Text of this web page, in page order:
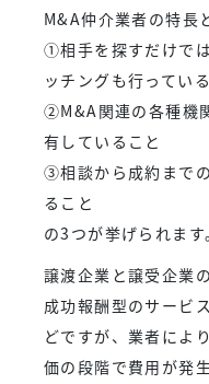
M&A仲介業者の特長
①相手を探すだけで
ッチングも行ってい
②M&A関連の各種機
有していること
③相談から成約まで
ること
の3つが挙げられます
譲渡企業と譲受企業
成功報酬型のサービ
どですが、業者によ
価の段階で費用が発